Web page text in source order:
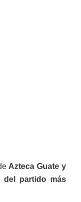
Azteca Guate y
del partido más